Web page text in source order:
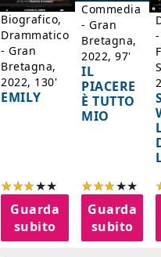
Biografico,
Drammatico
- Gran
Bretagna,
2022, 130'
EMILY
Guarda
subito
Commedia
- Gran
Bretagna,
2022, 97'
IL
PIACERE
È TUTTO
MIO
Guarda
subito